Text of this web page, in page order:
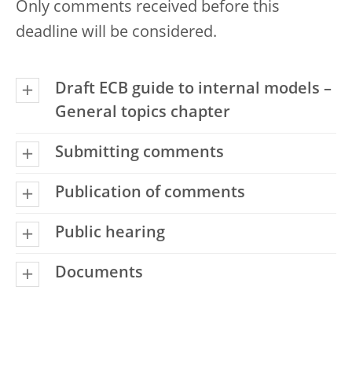
Only comments received before this
deadline will be considered.
Draft ECB guide to internal models –
General topics chapter
Submitting comments
Publication of comments
Public hearing
Documents